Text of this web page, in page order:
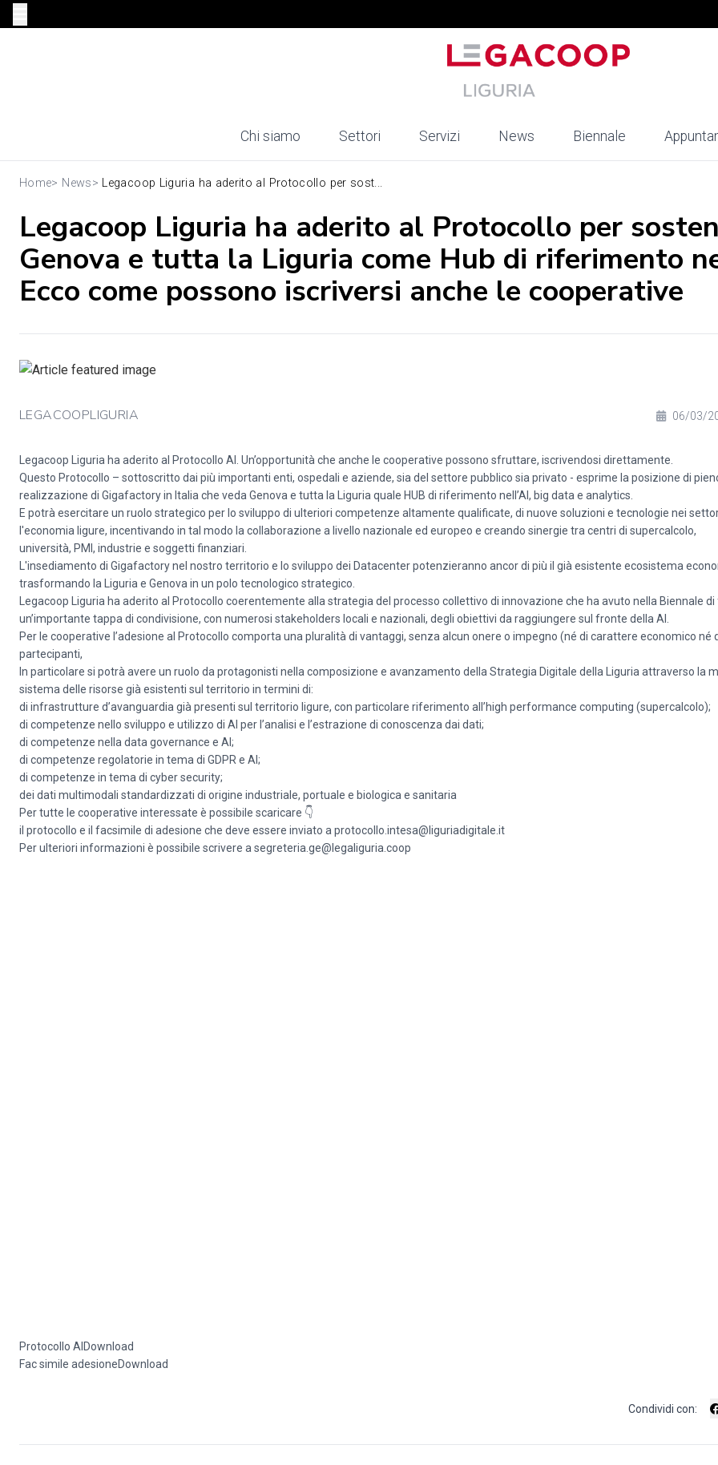
Chi siamo Settori Servizi News Biennale
Home> News> Legacoop Liguria ha aderito al Protocollo per sost...
Legacoop Liguria ha aderito al Protocollo per
Genova e tutta la Liguria come Hub di riferimento
Ecco come possono iscriversi anche le cooperative
LEGACOOPLIGURIA 06/03/
Legacoop Liguria ha aderito al Protocollo AI. Un’opportunità che anche le cooperative possono sfruttare, iscrivendosi direttamente.
Questo Protocollo – sottoscritto dai più importanti enti, ospedali e aziende, sia del settore pubblico sia privato - esprime la posizione di
realizzazione di Gigafactory in Italia che veda Genova e tutta la Liguria quale HUB di riferimento nell’AI, big data e analytics.
E potrà esercitare un ruolo strategico per lo sviluppo di ulteriori competenze altamente qualificate, di nuove soluzioni e tecnologie nei
l'economia ligure, incentivando in tal modo la collaborazione a livello nazionale ed europeo e creando sinergie tra centri di supercalcolo,
università, PMI, industrie e soggetti finanziari.
L'insediamento di Gigafactory nel nostro territorio e lo sviluppo dei Datacenter potenzieranno ancor di più il già esistente ecosistema
trasformando la Liguria e Genova in un polo tecnologico strategico.
Legacoop Liguria ha aderito al Protocollo coerentemente alla strategia del processo collettivo di innovazione che ha avuto nella Biennale
un’importante tappa di condivisione, con numerosi stakeholders locali e nazionali, degli obiettivi da raggiungere sul fronte della AI.
Per le cooperative l’adesione al Protocollo comporta una pluralità di vantaggi, senza alcun onere o impegno (né di carattere economico né
partecipanti,
In particolare si potrà avere un ruolo da protagonisti nella composizione e avanzamento della Strategia Digitale della Liguria attraverso la
sistema delle risorse già esistenti sul territorio in termini di:
di infrastrutture d’avanguardia già presenti sul territorio ligure, con particolare riferimento all’high performance computing (supercalcolo);
di competenze nello sviluppo e utilizzo di AI per l’analisi e l’estrazione di conoscenza dai dati;
di competenze nella data governance e AI;
di competenze regolatorie in tema di GDPR e AI;
di competenze in tema di cyber security;
dei dati multimodali standardizzati di origine industriale, portuale e biologica e sanitaria
Per tutte le cooperative interessate è possibile scaricare 👇
il protocollo e il facsimile di adesione che deve essere inviato a protocollo.intesa@liguriadigitale.it
Per ulteriori informazioni è possibile scrivere a segreteria.ge@legaliguria.coop
Protocollo AI Download
Fac simile adesioneDownload
Condividi con: